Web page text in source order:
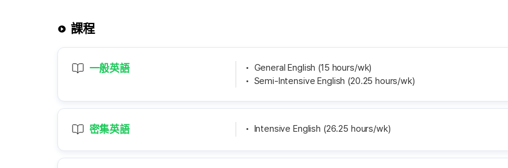
課程
一般英語
General English (15 hours/wk)
Semi-Intensive English (20.25 hours/wk)
密集英語 Intensive English (26.25 hours/wk)